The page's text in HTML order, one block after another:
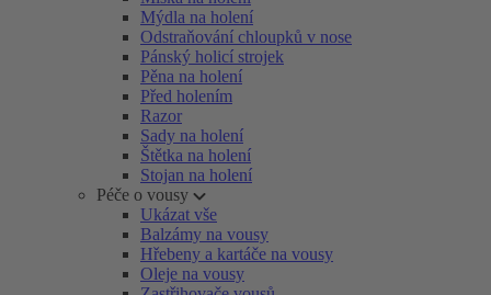
Mýdla na holení
Odstraňování chloupků v nose
Pánský holicí strojek
Pěna na holení
Před holením
Razor
Sady na holení
Štětka na holení
Stojan na holení
Péče o vousy
Ukázat vše
Balzámy na vousy
Hřebeny a kartáče na vousy
Oleje na vousy